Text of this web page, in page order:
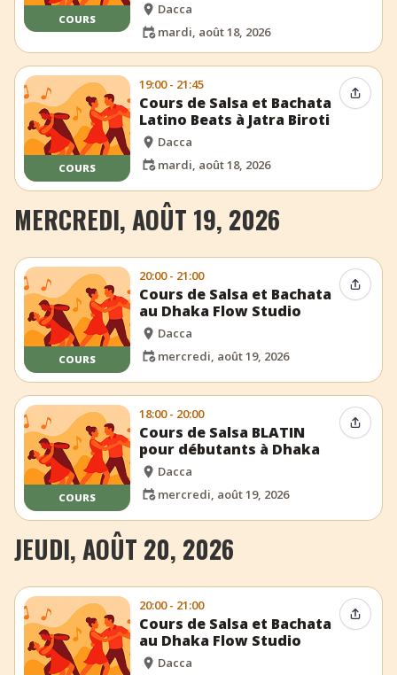
COURS
Dacca
mardi, août 18, 2026
COURS
19:00 - 21:45
Cours de Salsa et Bachata
Latino Beats à Jatra Biroti
Dacca
mardi, août 18, 2026
MERCREDI, AOÛT 19, 2026
COURS
20:00 - 21:00
Cours de Salsa et Bachata
au Dhaka Flow Studio
Dacca
mercredi, août 19, 2026
COURS
18:00 - 20:00
Cours de Salsa BLATIN
pour débutants à Dhaka
Dacca
mercredi, août 19, 2026
JEUDI, AOÛT 20, 2026
20:00 - 21:00
Cours de Salsa et Bachata
au Dhaka Flow Studio
Dacca